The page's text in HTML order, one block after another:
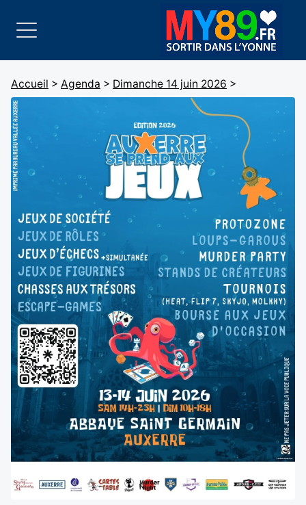
Accueil > Agenda > Dimanche 14 juin 2026 >